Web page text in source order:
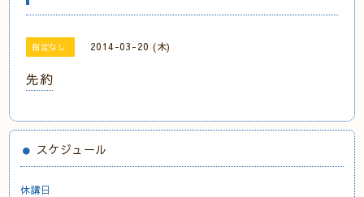
指定なし 2014-03-20 (木)
先約
スケジュール
休講日